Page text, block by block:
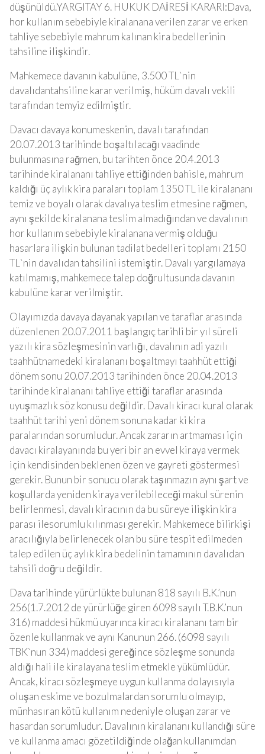
düşünüldü.YARGITAY 6. HUKUK DAİRESİ KARARI:Dava,
hor kullanım sebebiyle kiralanana verilen zarar ve erken
tahliye sebebiyle mahrum kalınan kira bedellerinin
tahsiline ilişkindir.
Mahkemece davanın kabulüne, 3.500 TL`nin
davalıdantahsiline karar verilmiş, hüküm davalı vekili
tarafından temyiz edilmiştir.
Davacı davaya konumeskenin, davalı tarafından
20.07.2013 tarihinde boşaltılacağı vaadinde
bulunmasına rağmen, bu tarihten önce 20.4.2013
tarihinde kiralananı tahliye ettiğinden bahisle, mahrum
kaldığı üç aylık kira paraları toplam 1350 TL ile kiralananı
temiz ve boyalı olarak davalıya teslim etmesine rağmen,
aynı şekilde kiralanana teslim almadığından ve davalının
hor kullanım sebebiyle kiralanana vermiş olduğu
hasarlara ilişkin bulunan tadilat bedelleri toplamı 2150
TL`nin davalıdan tahsilini istemiştir. Davalı yargılamaya
katılmamış, mahkemece talep doğrultusunda davanın
kabulüne karar verilmiştir.
Olayımızda davaya dayanak yapılan ve taraflar arasında
düzenlenen 20.07.2011 başlangıç tarihli bir yıl süreli
yazılı kira sözleşmesinin varlığı, davalının adi yazılı
taahhütnamedeki kiralananı boşaltmayı taahhüt ettiği
dönem sonu 20.07.2013 tarihinden önce 20.04.2013
tarihinde kiralananı tahliye ettiği taraflar arasında
uyuşmazlık söz konusu değildir. Davalı kiracı kural olarak
taahhüt tarihi yeni dönem sonuna kadar ki kira
paralarından sorumludur. Ancak zararın artmaması için
davacı kiralayanında bu yeri bir an evvel kiraya vermek
için kendisinden beklenen özen ve gayreti göstermesi
gerekir. Bunun bir sonucu olarak taşınmazın aynı şart ve
koşullarda yeniden kiraya verilebileceği makul sürenin
belirlenmesi, davalı kiracının da bu süreye ilişkin kira
parası ilesorumlu kılınması gerekir. Mahkemece bilirkişi
aracılığıyla belirlenecek olan bu süre tespit edilmeden
talep edilen üç aylık kira bedelinin tamamının davalıdan
tahsili doğru değildir.
Dava tarihinde yürürlükte bulunan 818 sayılı B.K.’nun
256(1.7.2012 de yürürlüğe giren 6098 sayılı T.B.K.’nun
316) maddesi hükmü uyarınca kiracı kiralananı tam bir
özenle kullanmak ve aynı Kanunun 266. (6098 sayılı
TBK`nun 334) maddesi gereğince sözleşme sonunda
aldığı hali ile kiralayana teslim etmekle yükümlüdür.
Ancak, kiracı sözleşmeye uygun kullanma dolayısıyla
oluşan eskime ve bozulmalardan sorumlu olmayıp,
münhasıran kötü kullanım nedeniyle oluşan zarar ve
hasardan sorumludur. Davalının kiralananı kullandığı süre
ve kullanma amacı gözetildiğinde olağan kullanımdan